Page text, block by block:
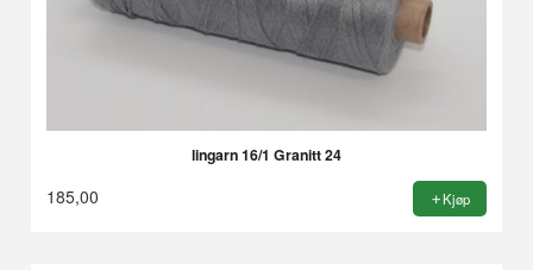
lingarn 16/1 Granitt 24
185,00 Kjøp